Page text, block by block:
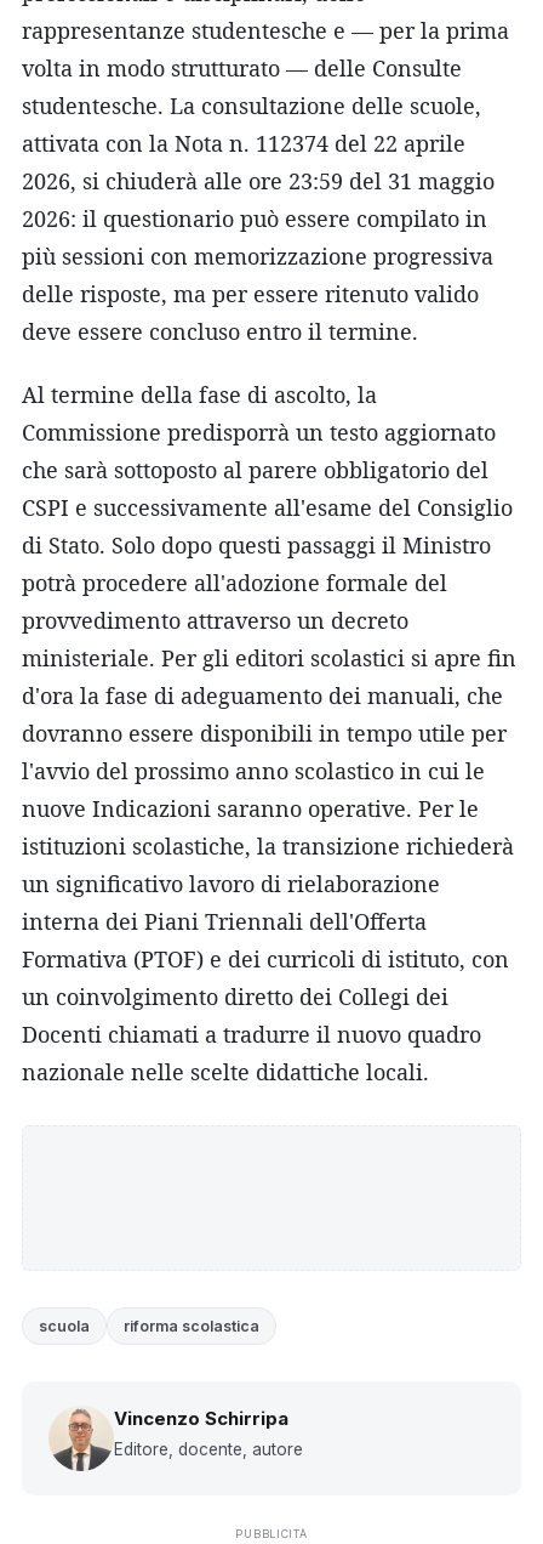
rappresentanze studentesche e — per la prima
volta in modo strutturato — delle Consulte
studentesche. La consultazione delle scuole,
attivata con la Nota n. 112374 del 22 aprile
2026, si chiuderà alle ore 23:59 del 31 maggio
2026: il questionario può essere compilato in
più sessioni con memorizzazione progressiva
delle risposte, ma per essere ritenuto valido
deve essere concluso entro il termine.
Al termine della fase di ascolto, la
Commissione predisporrà un testo aggiornato
che sarà sottoposto al parere obbligatorio del
CSPI e successivamente all'esame del Consiglio
di Stato. Solo dopo questi passaggi il Ministro
potrà procedere all'adozione formale del
provvedimento attraverso un decreto
ministeriale. Per gli editori scolastici si apre fin
d'ora la fase di adeguamento dei manuali, che
dovranno essere disponibili in tempo utile per
l'avvio del prossimo anno scolastico in cui le
nuove Indicazioni saranno operative. Per le
istituzioni scolastiche, la transizione richiederà
un significativo lavoro di rielaborazione
interna dei Piani Triennali dell'Offerta
Formativa (PTOF) e dei curricoli di istituto, con
un coinvolgimento diretto dei Collegi dei
Docenti chiamati a tradurre il nuovo quadro
nazionale nelle scelte didattiche locali.
scuola riforma scolastica
Vincenzo Schirripa
Editore, docente, autore
PUBBLICITÀ